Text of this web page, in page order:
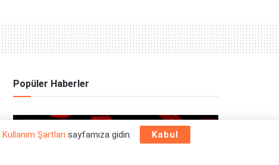
Popüler Haberler
Kullanım Şartları sayfamıza gidin. Kabul